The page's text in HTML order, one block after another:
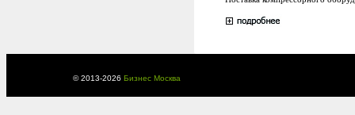
© 2013-2026 Бизнес Москва